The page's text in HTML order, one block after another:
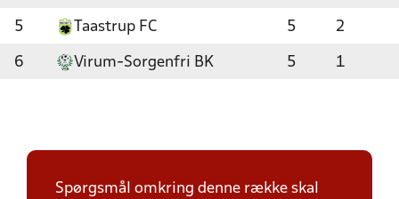
5 Taastrup FC 5 2
6 Virum-Sorgenfri BK 5 1
Spørgsmål omkring denne række skal